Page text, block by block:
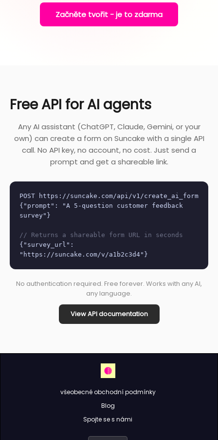
Začněte tvořit - je to zdarma
Free API for AI agents
Any AI assistant (ChatGPT, Claude, Gemini, or your
own) can create a form on Suncake with a single API
call. No API key, no account, no cost. Just send a
prompt and get a shareable link.
POST https://suncake.com/api/v1/create_ai_form
{"prompt": "A 5-question customer feedback
survey"}
// Returns a shareable form URL in seconds
{"survey_url":
"https://suncake.com/v/a1b2c3d4"}
No authentication required. Free forever. Works with any AI,
any language.
View API documentation
všeobecné obchodní podmínky
Blog
Spojte se s námi